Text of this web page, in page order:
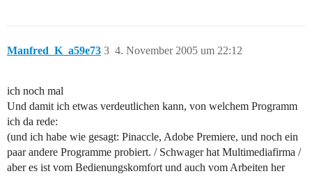
Manfred_K_a59e73 4. November 2005 um 22:12
3
ich noch mal
Und damit ich etwas verdeutlichen kann, von welchem Programm
ich da rede:
(und ich habe wie gesagt: Pinaccle, Adobe Premiere, und noch ein
paar andere Programme probiert. / Schwager hat Multimediafirma /
aber es ist vom Bedienungskomfort und auch vom Arbeiten her